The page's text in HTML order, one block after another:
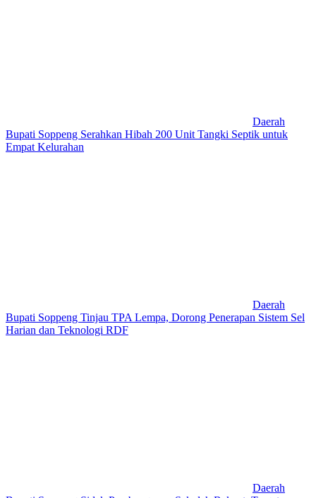
Daerah
Bupati Soppeng Serahkan Hibah 200 Unit Tangki Septik untuk
Empat Kelurahan
Daerah
Bupati Soppeng Tinjau TPA Lempa, Dorong Penerapan Sistem Sel
Harian dan Teknologi RDF
Daerah